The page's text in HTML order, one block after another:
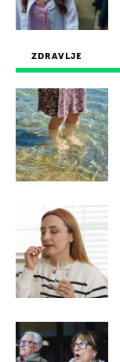
ZDRAVLJE